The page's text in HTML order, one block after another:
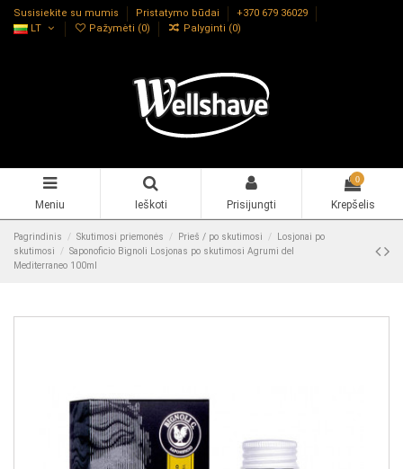
Susisiekite su mumis Pristatymo būdai
+370 679 36029
LT
Pažymėti (0) Palyginti (0)
Meniu Ieškoti Prisijungti
0
Krepšelis
Pagrindinis Skutimosi priemonės Prieš / po skutimosi
Losjonai po
skutimosi
Saponoficio Bignoli Losjonas po skutimosi Agrumi del
Mediterraneo 100ml